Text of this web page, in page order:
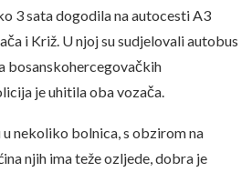
3 sata dogodila na autocesti A3
i Križ. U njoj su sudjelovali autobus
bosanskohercegovačkih
je uhitila oba vozača.
nekoliko bolnica, s obzirom na
njih ima teže ozljede, dobra je